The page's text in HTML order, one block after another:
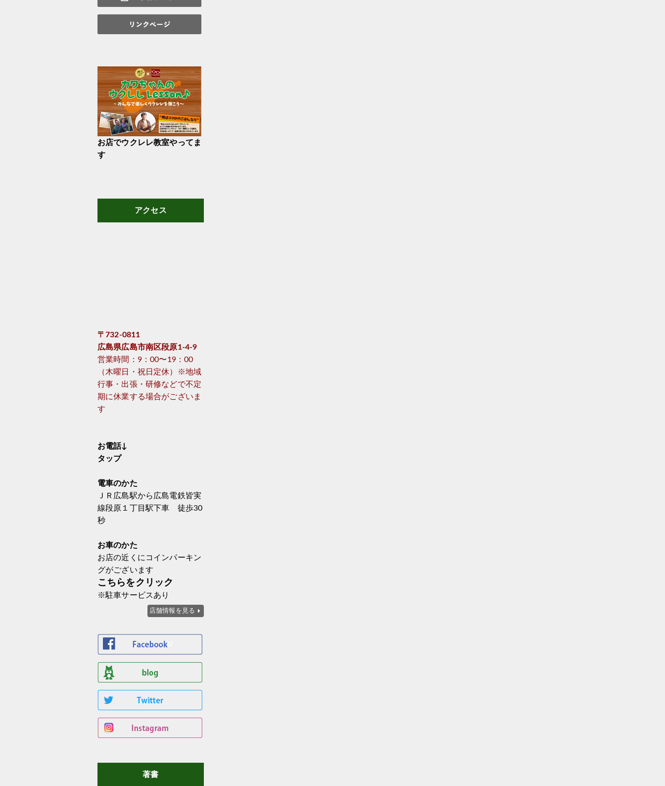
お店でウクレレ教室やってま
す
アクセス
〒732-0811
広島県広島市南区段原1-4-9
営業時間：9：00〜19：00
（木曜日・祝日定休）※地域
行事・出張・研修などで不定
期に休業する場合がございま
す
お電話↓
タップ
電車のかた
ＪＲ広島駅から広島電鉄皆実
線段原１丁目駅下車 徒歩30
秒
お車のかた
お店の近くにコインパーキン
グがございます
こちらをクリック
※駐車サービスあり
店舗情報を見る
著書